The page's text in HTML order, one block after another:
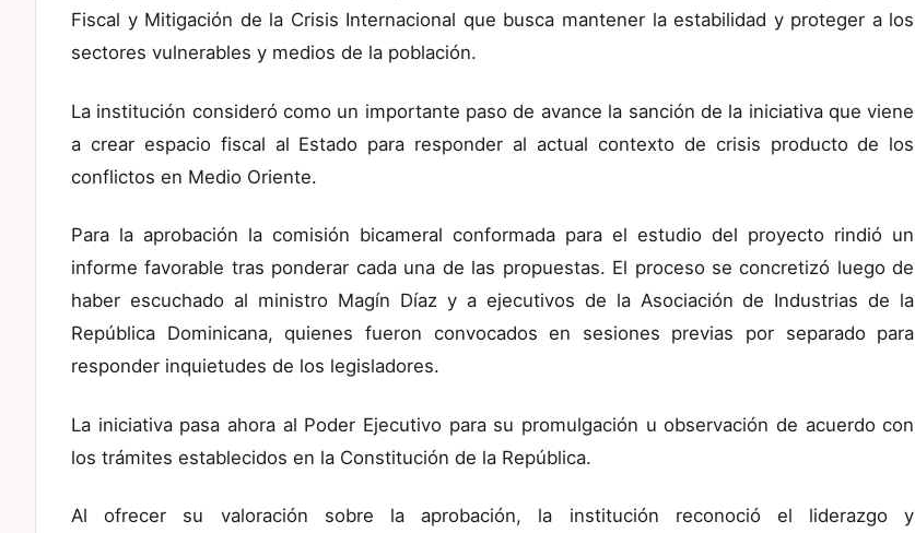
Fiscal y Mitigación de la Crisis Internacional que busca mantener la estabilidad y proteger a los
sectores vulnerables y medios de la población.
La institución consideró como un importante paso de avance la sanción de la iniciativa que viene
a crear espacio fiscal al Estado para responder al actual contexto de crisis producto de los
conflictos en Medio Oriente.
Para la aprobación la comisión bicameral conformada para el estudio del proyecto rindió un
informe favorable tras ponderar cada una de las propuestas. El proceso se concretizó luego de
haber escuchado al ministro Magín Díaz y a ejecutivos de la Asociación de Industrias de la
República Dominicana, quienes fueron convocados en sesiones previas por separado para
responder inquietudes de los legisladores.
La iniciativa pasa ahora al Poder Ejecutivo para su promulgación u observación de acuerdo con
los trámites establecidos en la Constitución de la República.
Al ofrecer su valoración sobre la aprobación, la institución reconoció el liderazgo y